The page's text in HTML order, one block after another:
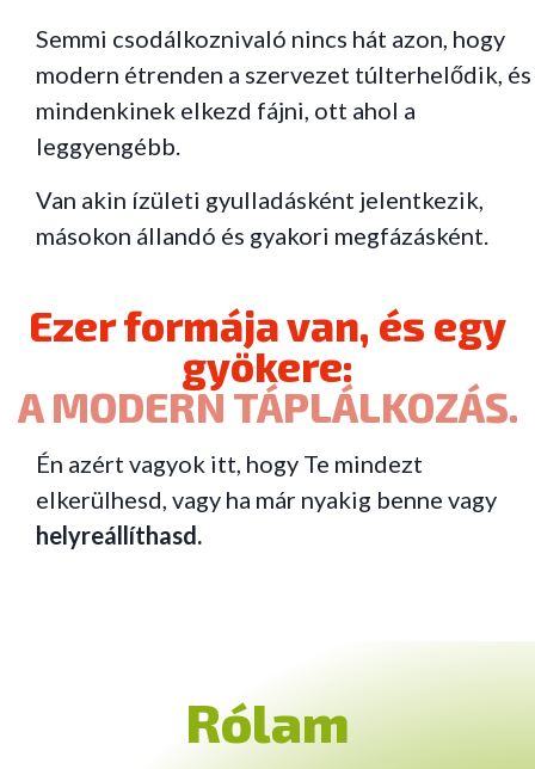
Semmi csodálkoznivaló nincs hát azon, hogy
modern étrenden a szervezet túlterhelődik, és
mindenkinek elkezd fájni, ott ahol a
leggyengébb.
Van akin ízületi gyulladásként jelentkezik,
másokon állandó és gyakori megfázásként.
Ezer formája van, és egy
gyökere:
A MODERN TÁPLÁLKOZÁS.
Én azért vagyok itt, hogy Te mindezt
elkerülhesd, vagy ha már nyakig benne vagy
helyreállíthasd.
Rólam